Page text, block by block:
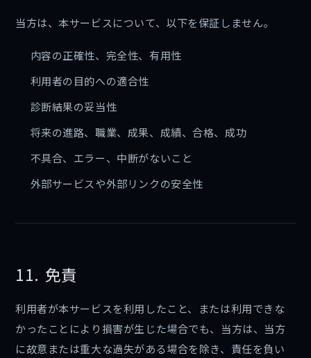
当方は、本サービスについて、以下を保証しません。
内容の正確性、完全性、有用性
利用者の目的への適合性
診断結果の妥当性
将来の進路、職業、成果、成績、合格、成功
不具合、エラー、中断がないこと
外部サービスや外部リンクの安全性
11. 免責
利用者が本サービスを利用したこと、または利用できな
かったことにより損害が生じた場合でも、当方は、当方
に故意または重大な過失がある場合を除き、責任を負い